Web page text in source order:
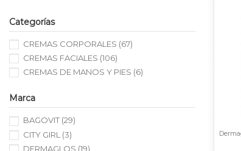
Categorías
CREMAS CORPORALES (67)
CREMAS FACIALES (106)
CREMAS DE MANOS Y PIES (6)
Marca
BAGOVIT (29)
CITY GIRL (3)
DERMAGLOS (19)